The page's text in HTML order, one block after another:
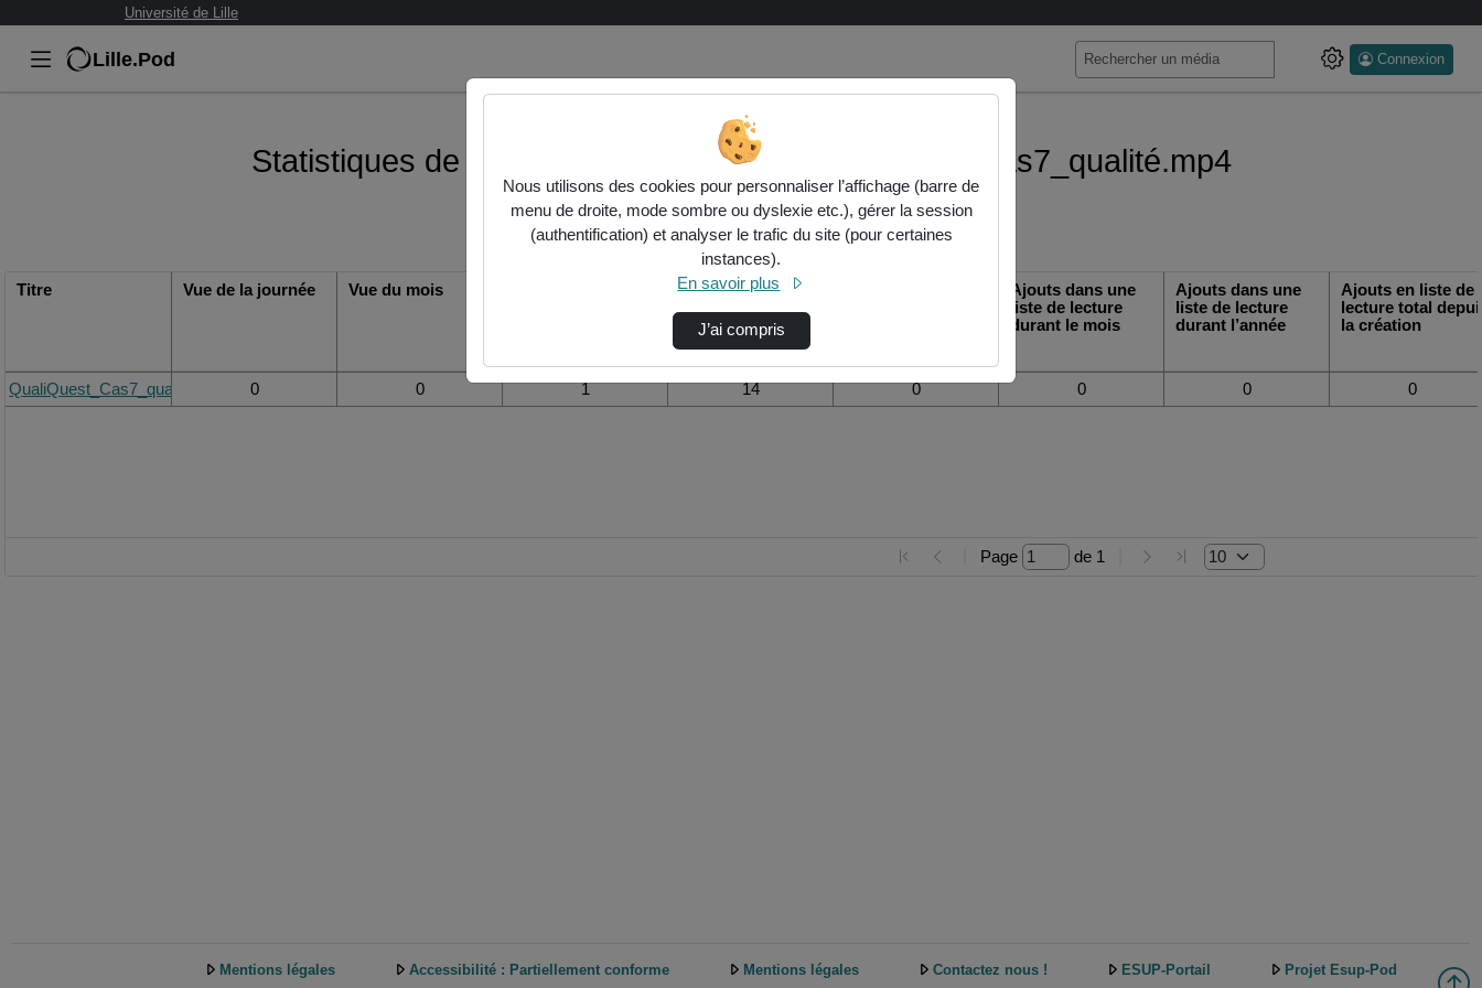
Université de Lille
Lille.Pod Connexion
Statistiques de visualisation de la vidéo Qualiquest_cas7_qualité.mp4
Modifier la période de
visualisation
Titre Vue de la journée Vue du mois
Vue totale depuis
Ajouts dans une
liste de lecture
durant le mois
Ajouts dans une
liste de lecture
durant l’année
Ajouts en liste de
lecture total
la création
QualiQuest_Cas7_qualité.mp4 0 0 1 14 0 0 0 0
Page de 1
Mentions légales Accessibilité : Partiellement conforme Mentions légales Contactez nous ! ESUP-Portail Projet Esup-Pod
Nous utilisons des cookies pour personnaliser l’affichage (barre de
menu de droite, mode sombre ou dyslexie etc.), gérer la session
(authentification) et analyser le trafic du site (pour certaines
instances).
En savoir plus
J’ai compris